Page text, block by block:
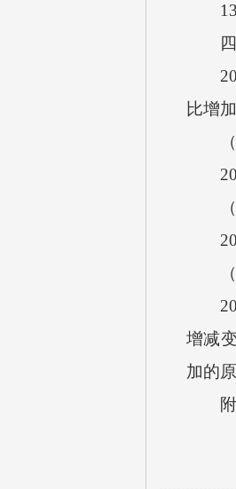
13、
四、
比增
（
（
（
增减
加的
附